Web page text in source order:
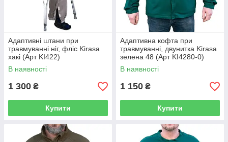
Адаптивні штани при
травмуванні ніг, фліс Kirasa
хакі (Арт KI422)
В наявності
1 300 ₴
Купити
Адаптивна кофта при
травмуванні, двунитка Kirasa
зелена 48 (Арт KI4280-0)
В наявності
1 150 ₴
Купити